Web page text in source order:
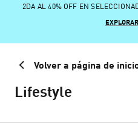
2DA AL 40% OFF EN
EXPLORAR
Volver a página de
Lifestyle